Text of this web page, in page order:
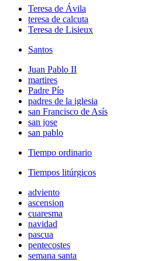
Teresa de Ávila
teresa de calcuta
Teresa de Lisieux
Santos
Juan Pablo II
martires
Padre Pío
padres de la iglesia
san Francisco de Asís
san jose
san pablo
Tiempo ordinario
Tiempos litúrgicos
adviento
ascension
cuaresma
navidad
pascua
pentecostes
semana santa